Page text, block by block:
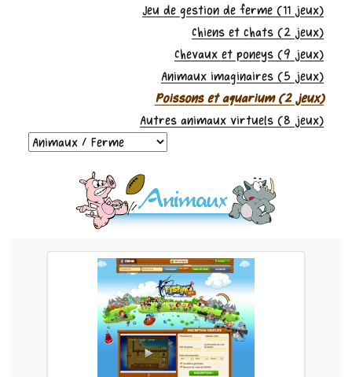
Jeu de gestion de ferme (11 jeux)
Chiens et chats (2 jeux)
Chevaux et poneys (9 jeux)
Animaux imaginaires (5 jeux)
Poissons et aquarium (2 jeux)
Autres animaux virtuels (8 jeux)